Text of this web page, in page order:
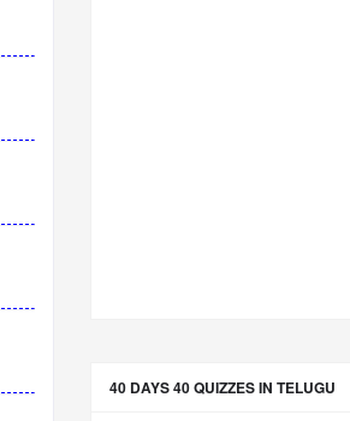
40 DAYS 40 QUIZZES IN TELUGU